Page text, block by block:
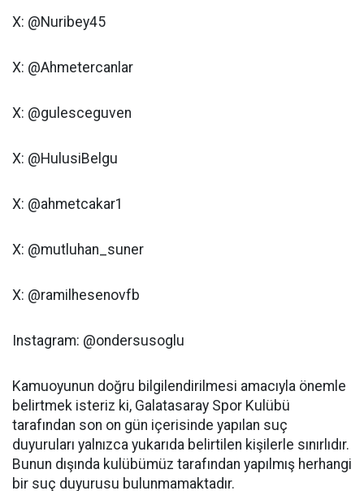
X: @Nuribey45
X: @Ahmetercanlar
X: @gulesceguven
X: @HulusiBelgu
X: @ahmetcakar1
X: @mutluhan_suner
X: @ramilhesenovfb
Instagram: @ondersusoglu
Kamuoyunun doğru bilgilendirilmesi amacıyla önemle
belirtmek isteriz ki, Galatasaray Spor Kulübü
tarafından son on gün içerisinde yapılan suç
duyuruları yalnızca yukarıda belirtilen kişilerle sınırlıdır.
Bunun dışında kulübümüz tarafından yapılmış herhangi
bir suç duyurusu bulunmamaktadır.